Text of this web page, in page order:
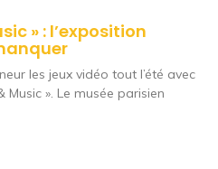
» : l’exposition
les jeux vidéo tout l’été avec
Music ». Le musée parisien